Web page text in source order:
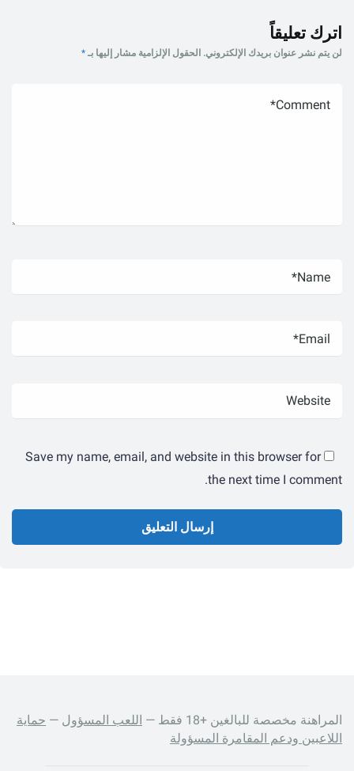
اترك تعليقاً
لن يتم نشر عنوان بريدك الإلكتروني. الحقول الإلزامية مشار إليها بـ *
Save my name, email, and website in this browser for
the next time I comment.
المراهنة مخصصة للبالغين +18 فقط — اللعب المسؤول — حماية
اللاعبين ودعم المقامرة المسؤولة